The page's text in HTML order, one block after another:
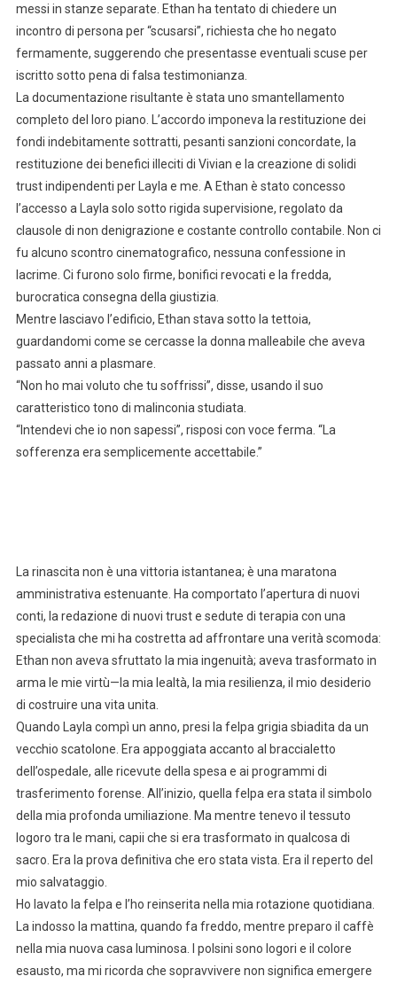
messi in stanze separate. Ethan ha tentato di chiedere un
incontro di persona per “scusarsi”, richiesta che ho negato
fermamente, suggerendo che presentasse eventuali scuse per
iscritto sotto pena di falsa testimonianza.
La documentazione risultante è stata uno smantellamento
completo del loro piano. L’accordo imponeva la restituzione dei
fondi indebitamente sottratti, pesanti sanzioni concordate, la
restituzione dei benefici illeciti di Vivian e la creazione di solidi
trust indipendenti per Layla e me. A Ethan è stato concesso
l’accesso a Layla solo sotto rigida supervisione, regolato da
clausole di non denigrazione e costante controllo contabile. Non ci
fu alcuno scontro cinematografico, nessuna confessione in
lacrime. Ci furono solo firme, bonifici revocati e la fredda,
burocratica consegna della giustizia.
Mentre lasciavo l’edificio, Ethan stava sotto la tettoia,
guardandomi come se cercasse la donna malleabile che aveva
passato anni a plasmare.
“Non ho mai voluto che tu soffrissi”, disse, usando il suo
caratteristico tono di malinconia studiata.
“Intendevi che io non sapessi”, risposi con voce ferma. “La
sofferenza era semplicemente accettabile.”
La rinascita non è una vittoria istantanea; è una maratona
amministrativa estenuante. Ha comportato l’apertura di nuovi
conti, la redazione di nuovi trust e sedute di terapia con una
specialista che mi ha costretta ad affrontare una verità scomoda:
Ethan non aveva sfruttato la mia ingenuità; aveva trasformato in
arma le mie virtù—la mia lealtà, la mia resilienza, il mio desiderio
di costruire una vita unita.
Quando Layla compì un anno, presi la felpa grigia sbiadita da un
vecchio scatolone. Era appoggiata accanto al braccialetto
dell’ospedale, alle ricevute della spesa e ai programmi di
trasferimento forense. All’inizio, quella felpa era stata il simbolo
della mia profonda umiliazione. Ma mentre tenevo il tessuto
logoro tra le mani, capii che si era trasformato in qualcosa di
sacro. Era la prova definitiva che ero stata vista. Era il reperto del
mio salvataggio.
Ho lavato la felpa e l’ho reinserita nella mia rotazione quotidiana.
La indosso la mattina, quando fa freddo, mentre preparo il caffè
nella mia nuova casa luminosa. I polsini sono logori e il colore
esausto, ma mi ricorda che sopravvivere non significa emergere